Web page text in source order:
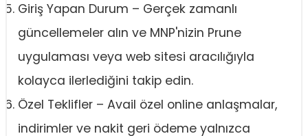
Giriş Yapan Durum – Gerçek zamanlı
güncellemeler alın ve MNP'nizin Prune
uygulaması veya web sitesi aracılığıyla
kolayca ilerlediğini takip edin.
Özel Teklifler – Avail özel online anlaşmalar,
indirimler ve nakit geri ödeme yalnızca